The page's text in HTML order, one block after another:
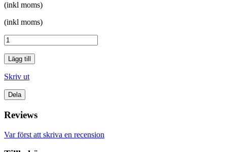
(inkl moms)
(inkl moms)
Lägg till
Skriv ut
Dela
Reviews
Var först att skriva en recension